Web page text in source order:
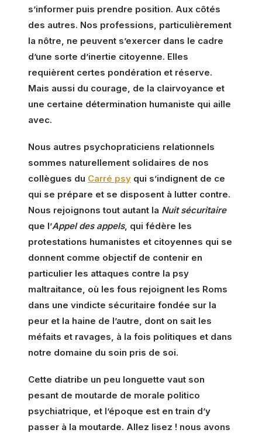
s’informer puis prendre position. Aux côtés
des autres. Nos professions, particulièrement
la nôtre, ne peuvent s’exercer dans le cadre
d’une sorte d’inertie citoyenne. Elles
requièrent certes pondération et réserve.
Mais aussi du courage, de la clairvoyance et
une certaine détermination humaniste qui aille
avec.
Nous autres psychopraticiens relationnels
sommes naturellement solidaires de nos
collègues du Carré psy qui s’indignent de ce
qui se prépare et se disposent à lutter contre.
Nous rejoignons tout autant la Nuit sécuritaire
que l’Appel des appels, qui fédère les
protestations humanistes et citoyennes qui se
donnent comme objectif de contenir en
particulier les attaques contre la psy
maltraitance, où les fous rejoignent les Roms
dans une vindicte sécuritaire fondée sur la
peur et la haine de l’autre, dont on sait les
méfaits et ravages, à la fois politiques et dans
notre domaine du soin pris de soi.
Cette diatribe un peu longuette vaut son
pesant de moutarde de morale politico
psychiatrique, et l’époque est en train d’y
passer à la moutarde. Allez lisez ! nous avons